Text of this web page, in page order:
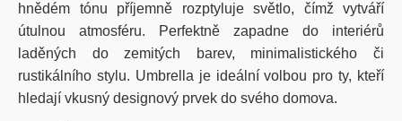
hnědém tónu příjemně rozptyluje světlo, čímž vytváří
útulnou atmosféru. Perfektně zapadne do interiérů
laděných do zemitých barev, minimalistického či
rustikálního stylu. Umbrella je ideální volbou pro ty, kteří
hledají vkusný designový prvek do svého domova.